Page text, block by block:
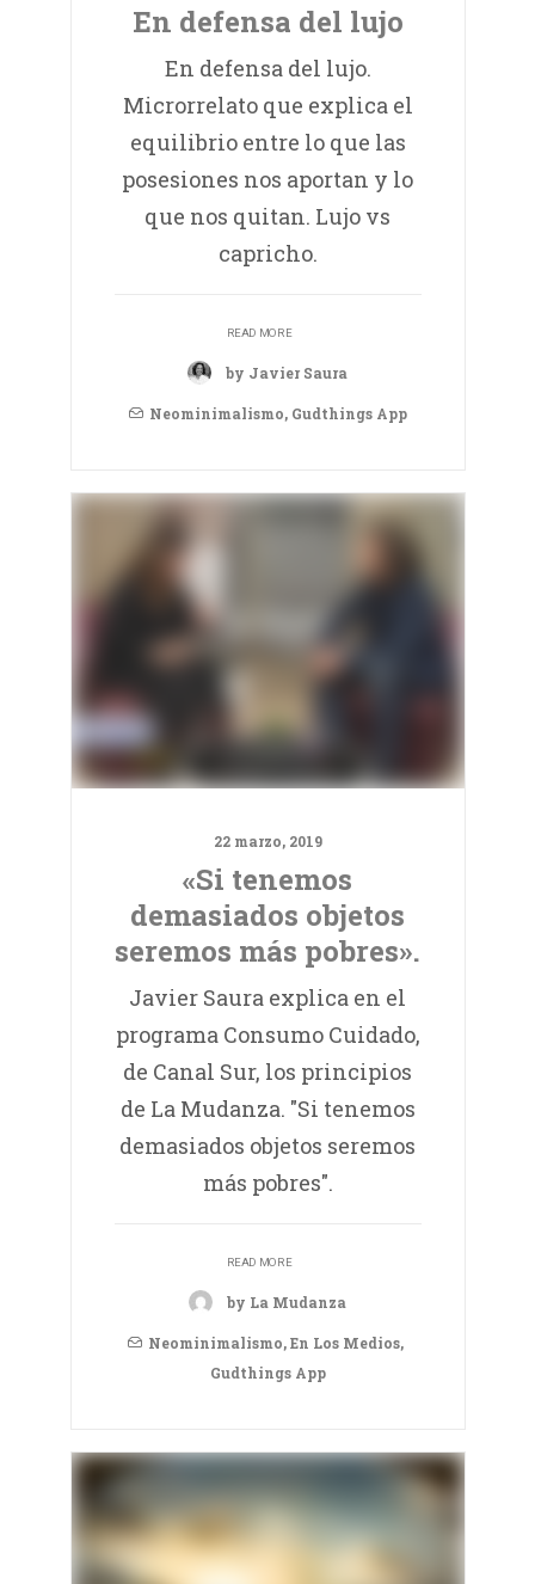
En defensa del lujo
En defensa del lujo.
Microrrelato que explica el
equilibrio entre lo que las
posesiones nos aportan y lo
que nos quitan. Lujo vs
capricho.
READ MORE
by Javier Saura
Neominimalismo, Gudthings App
22 marzo, 2019
«Si tenemos
demasiados objetos
seremos más pobres».
Javier Saura explica en el
programa Consumo Cuidado,
de Canal Sur, los principios
de La Mudanza. "Si tenemos
demasiados objetos seremos
más pobres".
READ MORE
by La Mudanza
Neominimalismo,En Los Medios,
Gudthings App